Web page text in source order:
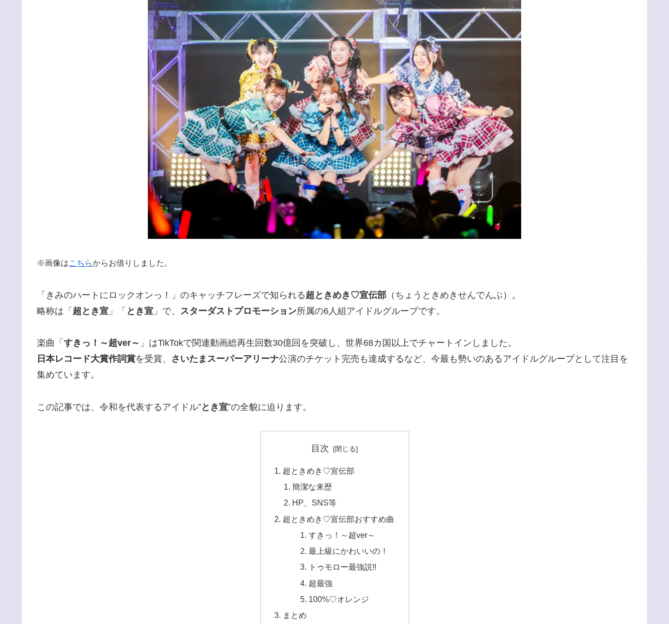
※画像はこちらからお借りしました。
「きみのハートにロックオンっ！」のキャッチフレーズで知られる超ときめき♡宣伝部 （ちょうときめきせんでんぶ）。
略称は「 超とき宣 」「 とき宣 」で、 スターダストプロモーション所属の6人組アイドルグループです。
楽曲「 すきっ！～超ver～ 」はTikTokで関連動画総再生回数30億回を突破し、世界68カ国以上でチャートインしました。
日本レコード大賞作詞賞を受賞、 さいたまスーパーアリーナ公演のチケット完売も達成するなど、今最も勢いのあるアイドルグループとして注目を
集めています。
この記事では、令和を代表するアイドル”とき宣”の全貌に迫ります。
目次
超ときめき♡宣伝部
簡潔な来歴
HP、SNS等
超ときめき♡宣伝部おすすめ曲
すきっ！～超ver～
最上級にかわいいの！
トゥモロー最強説!!
超最強
100%♡オレンジ
まとめ